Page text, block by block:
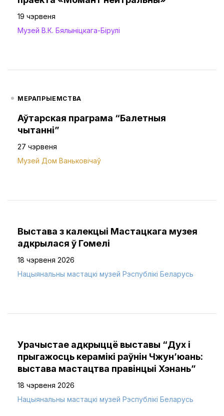
19 чэрвеня
Музей В.К. Бялыніцкага-Бірулі
МЕРАПРЫЕМСТВА
Аўтарская праграма “Балетныя
чытанні”
27 чэрвеня
Музей Дом Ваньковічаў
Выстава з калекцыі Мастацкага музея
адкрылася ў Гомелі
18 чэрвеня 2026
Нацыянальны мастацкі музей Рэспублікі Беларусь
Урачыстае адкрыццё выставы “Дух і
прыгажосць керамікі раўнін Чжун’юань:
выстава мастацтва правінцыі Хэнань”
18 чэрвеня 2026
Нацыянальны мастацкі музей Рэспублікі Беларусь